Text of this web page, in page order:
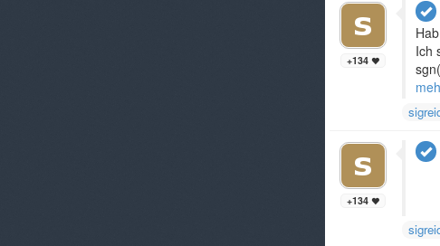
+134
Ich
+134